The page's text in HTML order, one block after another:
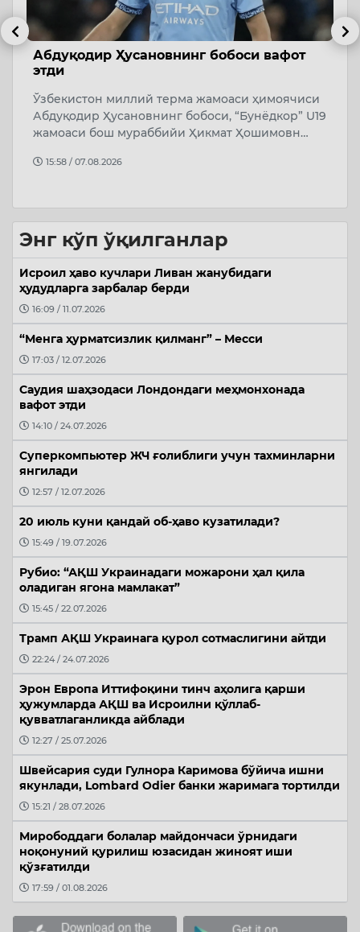
Беҳруз Каримов Швейсариянинг
“Лугано” клубига ўтди
Ўзбекистон миллий терма жамоаси ва “Сурхон”
клуби ҳимоячиси Беҳруз Каримов фаолиятини
Швейсариянинг “Лугано” клубида давом э…
14:36 / 08.08.2026
Энг кўп ўқилганлар
Исроил ҳаво кучлари Ливан жанубидаги
ҳудудларга зарбалар берди
16:09 / 11.07.2026
“Менга ҳурматсизлик қилманг” – Месси
17:03 / 12.07.2026
Саудия шаҳзодаси Лондондаги меҳмонхонада
вафот этди
14:10 / 24.07.2026
Суперкомпьютер ЖЧ ғолиблиги учун тахминларни
янгилади
12:57 / 12.07.2026
20 июль куни қандай об-ҳаво кузатилади?
15:49 / 19.07.2026
Рубио: “АҚШ Украинадаги можарони ҳал қила
оладиган ягона мамлакат”
15:45 / 22.07.2026
Трамп АҚШ Украинага қурол сотмаслигини айтди
22:24 / 24.07.2026
Эрон Европа Иттифоқини тинч аҳолига қарши
ҳужумларда АҚШ ва Исроилни қўллаб-
қувватлаганликда айблади
12:27 / 25.07.2026
Швейсария суди Гулнора Каримова бўйича ишни
якунлади, Lombard Odier банки жаримага тортилди
15:21 / 28.07.2026
Мирободдаги болалар майдончаси ўрнидаги
ноқонуний қурилиш юзасидан жиноят иши
қўзғатилди
17:59 / 01.08.2026